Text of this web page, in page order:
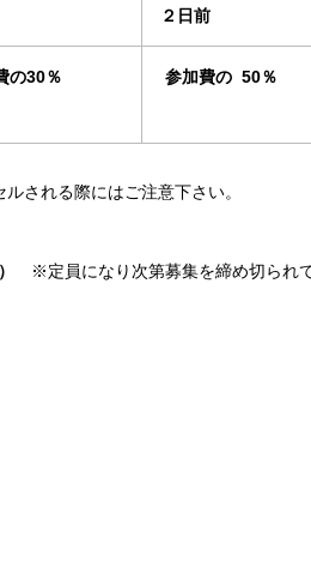
２日前
の30％ 参加費の 50％
される際にはご注意下さい。
） ※定員になり次第募集を締め切られ